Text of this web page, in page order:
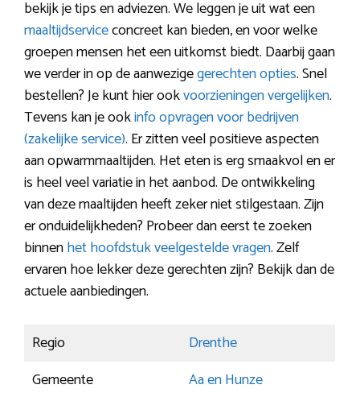
bekijk je tips en adviezen. We leggen je uit wat een
maaltijdserviceconcreet kan bieden, en voor welke
groepen mensen het een uitkomst biedt. Daarbij gaan
we verder in op de aanwezigegerechten opties. Snel
bestellen? Je kunt hier ookvoorzieningen vergelijken.
Tevens kan je ookinfo opvragen voor bedrijven
(zakelijke service). Er zitten veel positieve aspecten
aan opwarmmaaltijden. Het eten is erg smaakvol en er
is heel veel variatie in het aanbod. De ontwikkeling
van deze maaltijden heeft zeker niet stilgestaan. Zijn
er onduidelijkheden? Probeer dan eerst te zoeken
binnenhet hoofdstuk veelgestelde vragen. Zelf
ervaren hoe lekker deze gerechten zijn? Bekijk dan de
actuele aanbiedingen.
Regio
Drenthe
Gemeente
Aa en Hunze